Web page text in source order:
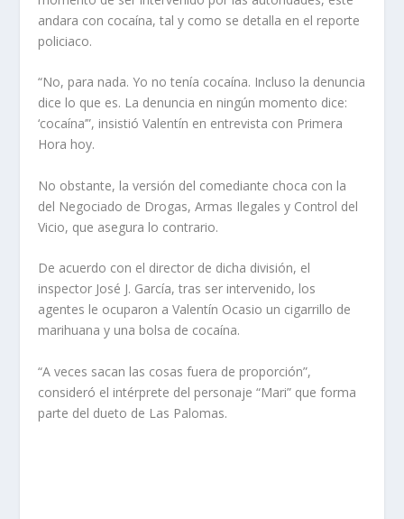
andara con cocaína, tal y como se detalla en el reporte
policiaco.
“No, para nada. Yo no tenía cocaína. Incluso la denuncia
dice lo que es. La denuncia en ningún momento dice:
‘cocaína’”, insistió Valentín en entrevista con Primera
Hora hoy.
No obstante, la versión del comediante choca con la
del Negociado de Drogas, Armas Ilegales y Control del
Vicio, que asegura lo contrario.
De acuerdo con el director de dicha división, el
inspector José J. García, tras ser intervenido, los
agentes le ocuparon a Valentín Ocasio un cigarrillo de
marihuana y una bolsa de cocaína.
“A veces sacan las cosas fuera de proporción”,
consideró el intérprete del personaje “Mari” que forma
parte del dueto de Las Palomas.